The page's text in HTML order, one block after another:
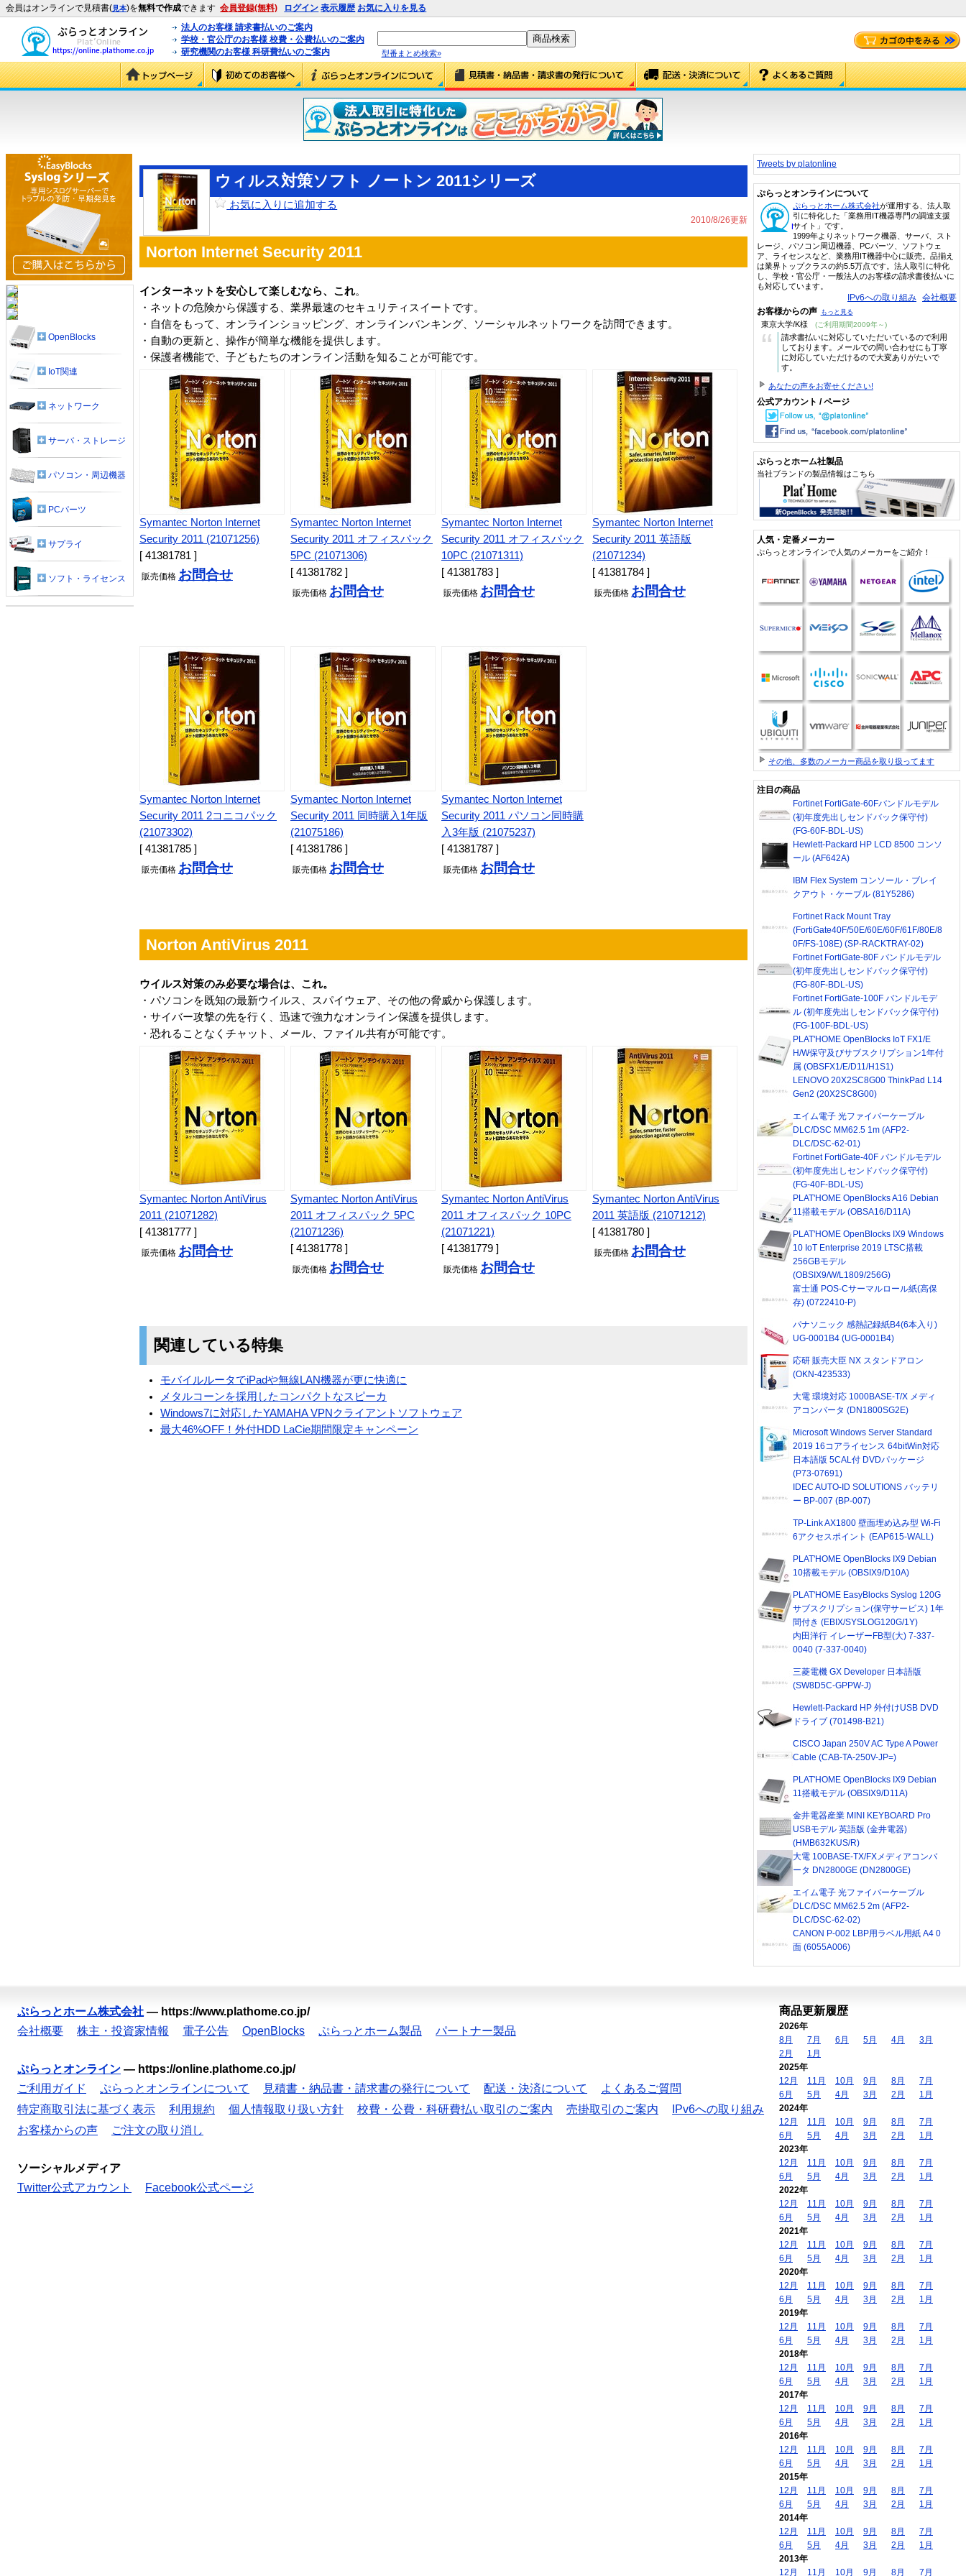
会員はオンラインで見積書(見本)を無料で作成できます 会員登録(無料) ログイン 表示履歴 お気に入りを見る
法人のお客様 請求書払いのご案内
学校・官公庁のお客様 校費・公費払いのご案内
研究機関のお客様 科研費払いのご案内
型番まとめ検索»
ウィルス対策ソフト ノートン 2011シリーズ
お気に入りに追加する
2010/8/26更新
Norton Internet Security 2011
インターネットを安心して楽しむなら、これ。
・ネットの危険から保護する、業界最速のセキュリティスイートです。
・自信をもって、オンラインショッピング、オンラインバンキング、ソーシャルネットワークを訪問できます。
・自動の更新と、操作が簡単な機能を提供します。
・保護者機能で、子どもたちのオンライン活動を知ることが可能です。
Symantec Norton Internet
Security 2011 (21071256)
[ 41381781 ]
販売価格 お問合せ
Symantec Norton Internet
Security 2011 オフィスパック
5PC (21071306)
[ 41381782 ]
販売価格 お問合せ
Symantec Norton Internet
Security 2011 オフィスパック
10PC (21071311)
[ 41381783 ]
販売価格 お問合せ
Symantec Norton Internet
Security 2011 英語版
(21071234)
[ 41381784 ]
販売価格 お問合せ
Symantec Norton Internet
Security 2011 2コニコパック
(21073302)
[ 41381785 ]
販売価格 お問合せ
Symantec Norton Internet
Security 2011 同時購入1年版
(21075186)
[ 41381786 ]
販売価格 お問合せ
Symantec Norton Internet
Security 2011 パソコン同時購
入3年版 (21075237)
[ 41381787 ]
販売価格 お問合せ
Norton AntiVirus 2011
ウイルス対策のみ必要な場合は、これ。
・パソコンを既知の最新ウイルス、スパイウェア、その他の脅威から保護します。
・サイバー攻撃の先を行く、迅速で強力なオンライン保護を提供します。
・恐れることなくチャット、メール、ファイル共有が可能です。
Symantec Norton AntiVirus
2011 (21071282)
[ 41381777 ]
販売価格 お問合せ
Symantec Norton AntiVirus
2011 オフィスパック 5PC
(21071236)
[ 41381778 ]
販売価格 お問合せ
Symantec Norton AntiVirus
2011 オフィスパック 10PC
(21071221)
[ 41381779 ]
販売価格 お問合せ
Symantec Norton AntiVirus
2011 英語版 (21071212)
[ 41381780 ]
販売価格 お問合せ
関連している特集
モバイルルータでiPadや無線LAN機器が更に快適に
メタルコーンを採用したコンパクトなスピーカ
Windows7に対応したYAMAHA VPNクライアントソフトウェア
最大46%OFF！外付HDD LaCie期間限定キャンペーン
OpenBlocks
IoT関連
ネットワーク
サーバ・ストレージ
パソコン・周辺機器
PCパーツ
サプライ
ソフト・ライセンス
Tweets by platonline
ぷらっとオンラインについて
ぷらっとホーム株式会社が運用する、法人取
引に特化した「業務用IT機器専門の調達支援
サイト」です。
1999年よりネットワーク機器、サーバ、スト
レージ、パソコン周辺機器、PCパーツ、ソフトウェ
ア、ライセンスなど、業務用IT機器中心に販売。品揃え
は業界トップクラスの約5.5万点です。法人取引に特化
し、学校・官公庁・一般法人のお客様の請求書後払いに
も対応しています。
IPv6への取り組み 会社概要
お客様からの声 もっと見る
東京大学/K様 (ご利用期間2009年～)
“
請求書払いに対応していただいているので利用
しております。メールでの問い合わせにも丁寧
に対応していただけるので大変ありがたいで
す。
あなたの声をお寄せください!
公式アカウント / ページ
ぷらっとホーム社製品
当社ブランドの製品情報はこちら
人気・定番メーカー
ぷらっとオンラインで人気のメーカーをご紹介！
その他、多数のメーカー商品を取り扱ってます
注目の商品
Fortinet FortiGate-60Fバンドルモデル
(初年度先出しセンドバック保守付)
(FG-60F-BDL-US)
Hewlett-Packard HP LCD 8500 コンソ
ール (AF642A)
IBM Flex System コンソール・ブレイ
クアウト・ケーブル (81Y5286)
Fortinet Rack Mount Tray
(FortiGate40F/50E/60E/60F/61F/80E/8
0F/FS-108E) (SP-RACKTRAY-02)
Fortinet FortiGate-80F バンドルモデル
(初年度先出しセンドバック保守付)
(FG-80F-BDL-US)
Fortinet FortiGate-100F バンドルモデ
ル (初年度先出しセンドバック保守付)
(FG-100F-BDL-US)
PLAT'HOME OpenBlocks IoT FX1/E
H/W保守及びサブスクリプション1年付
属 (OBSFX1/E/D11/H1S1)
LENOVO 20X2SC8G00 ThinkPad L14
Gen2 (20X2SC8G00)
エイム電子 光ファイバーケーブル
DLC/DSC MM62.5 1m (AFP2-
DLC/DSC-62-01)
Fortinet FortiGate-40F バンドルモデル
(初年度先出しセンドバック保守付)
(FG-40F-BDL-US)
PLAT'HOME OpenBlocks A16 Debian
11搭載モデル (OBSA16/D11A)
PLAT'HOME OpenBlocks IX9 Windows
10 IoT Enterprise 2019 LTSC搭載
256GBモデル
(OBSIX9/W/L1809/256G)
富士通 POS-Cサーマルロール紙(高保
存) (0722410-P)
パナソニック 感熱記録紙B4(6本入り)
UG-0001B4 (UG-0001B4)
応研 販売大臣 NX スタンドアロン
(OKN-423533)
大電 環境対応 1000BASE-T/X メディ
アコンバータ (DN1800SG2E)
Microsoft Windows Server Standard
2019 16コアライセンス 64bitWin対応
日本語版 5CAL付 DVDパッケージ
(P73-07691)
IDEC AUTO-ID SOLUTIONS バッテリ
ー BP-007 (BP-007)
TP-Link AX1800 壁面埋め込み型 Wi-Fi
6アクセスポイント (EAP615-WALL)
PLAT'HOME OpenBlocks IX9 Debian
10搭載モデル (OBSIX9/D10A)
PLAT'HOME EasyBlocks Syslog 120G
サブスクリプション(保守サービス) 1年
間付き (EBIX/SYSLOG120G/1Y)
内田洋行 イレーザーFB型(大) 7-337-
0040 (7-337-0040)
三菱電機 GX Developer 日本語版
(SW8D5C-GPPW-J)
Hewlett-Packard HP 外付けUSB DVD
ドライブ (701498-B21)
CISCO Japan 250V AC Type A Power
Cable (CAB-TA-250V-JP=)
PLAT'HOME OpenBlocks IX9 Debian
11搭載モデル (OBSIX9/D11A)
金井電器産業 MINI KEYBOARD Pro
USBモデル 英語版 (金井電器)
(HMB632KUS/R)
大電 100BASE-TX/FXメディアコンバ
ータ DN2800GE (DN2800GE)
エイム電子 光ファイバーケーブル
DLC/DSC MM62.5 2m (AFP2-
DLC/DSC-62-02)
CANON P-002 LBP用ラベル用紙 A4 0
面 (6055A006)
ぷらっとホーム株式会社 — https://www.plathome.co.jp/
会社概要
株主・投資家情報 電子公告 OpenBlocks ぷらっとホーム製品 パートナー製品
ぷらっとオンライン — https://online.plathome.co.jp/
ご利用ガイド
ぷらっとオンラインについて 見積書・納品書・請求書の発行について 配送・決済について
よくあるご質問
特定商取引法に基づく表示
利用規約 個人情報取り扱い方針 校費・公費・科研費払い取引のご案内 売掛取引のご案内
IPv6への取り組み
お客様からの声
ご注文の取り消し
ソーシャルメディア
Twitter公式アカウント
Facebook公式ページ
商品更新履歴
2026年
8月
7月 6月 5月 4月
3月
2月
1月
2025年
12月
11月 10月 9月 8月
7月
6月
5月 4月 3月 2月
1月
2024年
12月
11月 10月 9月 8月
7月
6月
5月 4月 3月 2月
1月
2023年
12月
11月 10月 9月 8月
7月
6月
5月 4月 3月 2月
1月
2022年
12月
11月 10月 9月 8月
7月
6月
5月 4月 3月 2月
1月
2021年
12月
11月 10月 9月 8月
7月
6月
5月 4月 3月 2月
1月
2020年
12月
11月 10月 9月 8月
7月
6月
5月 4月 3月 2月
1月
2019年
12月
11月 10月 9月 8月
7月
6月
5月 4月 3月 2月
1月
2018年
12月
11月 10月 9月 8月
7月
6月
5月 4月 3月 2月
1月
2017年
12月
11月 10月 9月 8月
7月
6月
5月 4月 3月 2月
1月
2016年
12月
11月 10月 9月 8月
7月
6月
5月 4月 3月 2月
1月
2015年
12月
11月 10月 9月 8月
7月
6月
5月 4月 3月 2月
1月
2014年
12月
11月 10月 9月 8月
7月
6月
5月 4月 3月 2月
1月
2013年
12月
11月 10月 9月 8月 7月